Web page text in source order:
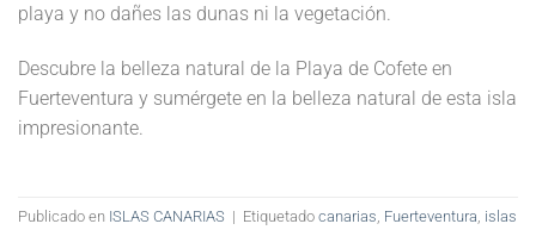
playa y no dañes las dunas ni la vegetación.
Descubre la belleza natural de la Playa de Cofete en
Fuerteventura y sumérgete en la belleza natural de esta isla
impresionante.
Publicado en ISLAS CANARIAS | Etiquetado canarias, Fuerteventura, islas